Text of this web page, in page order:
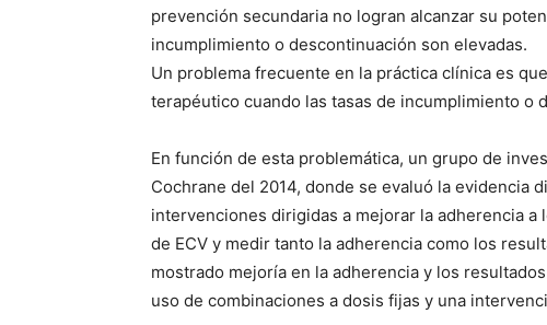
prevención secundaria no logran alcanzar su
incumplimiento o descontinuación son elevadas.
Un problema frecuente en la práctica clínica es
terapéutico cuando las tasas de incumplimiento o
En función de esta problemática, un grupo de
Cochrane del 2014, donde se evaluó la evidencia
intervenciones dirigidas a mejorar la adherencia
de ECV y medir tanto la adherencia como los
mostrado mejoría en la adherencia y los
uso de combinaciones a dosis fijas y una